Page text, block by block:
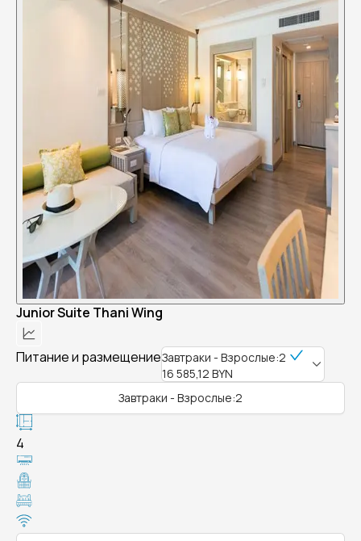
Junior Suite Thani Wing
Питание и размещениеЗавтраки - Взрослые:2
16 585,12 BYN
Завтраки - Взрослые:2
4